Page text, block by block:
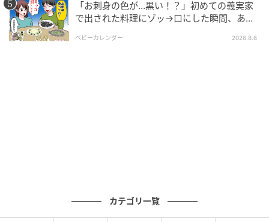
くんの姿に「そうなんだ～。やさしいパパ！律くんの
こと大好きなんだね」とみのりさんは目を細めます。
「お刺身の色が…黒い！？」初めての義実家
で出された料理にゾッ→口にした瞬間、あ
ベビーカレンダー 2026.8.6
カテゴリ一覧